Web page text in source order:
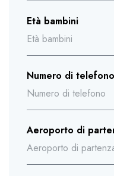
Età bambini
Numero di telefono
Aeroporto di